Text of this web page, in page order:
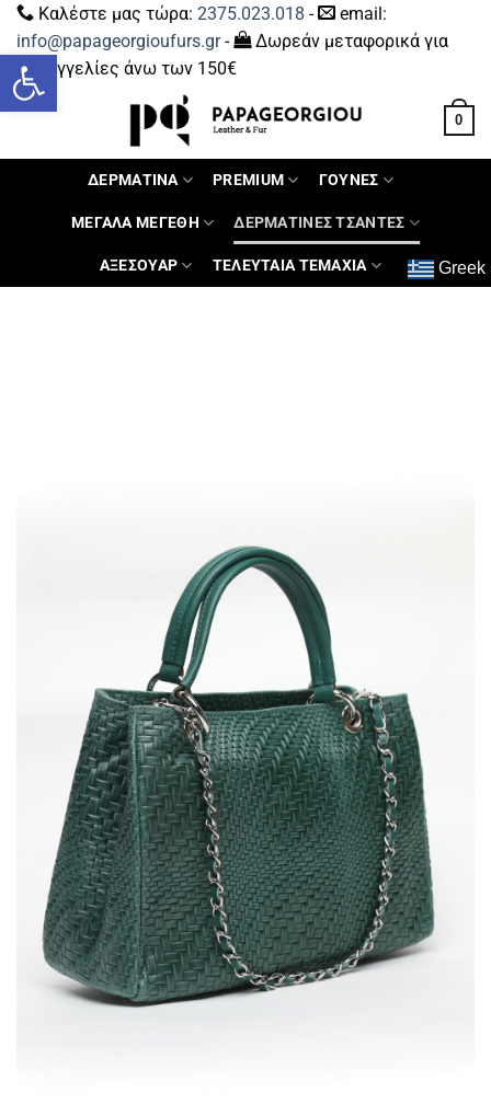
Ανοίξτε τη γραμμή εργαλείων
Καλέστε μας τώρα: 2375.023.018 -
email:
info@papageorgioufurs.gr-
Δωρεάν μεταφορικά για
παραγγελίες άνω των 150€
0
ΔΕΡΜΑΤΙΝΑ PREMIUM ΓΟΥΝΕΣ
ΜΕΓΑΛΑ ΜΕΓΕΘΗ ΔΕΡΜΑΤΙΝΕΣ ΤΣΑΝΤΕΣ
ΑΞΕΣΟΥΑΡ ΤΕΛΕΥΤΑΙΑ ΤΕΜΑΧΙΑ Greek